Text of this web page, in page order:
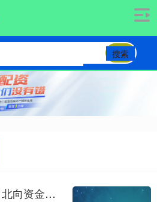
搜索
港股配资平台 3月24日北向资金ETF成交额60.95亿元